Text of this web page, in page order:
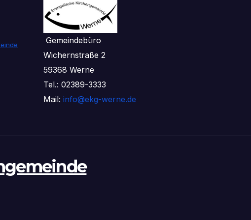
Gemeindebüro
Wichernstraße 2
59368 Werne
Tel.: 02389-3333
Mail: info@ekg-werne.de